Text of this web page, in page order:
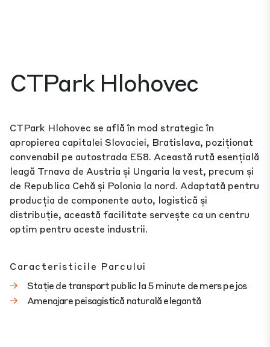
CTPark Hlohovec
CTPark Hlohovec se află în mod strategic în
apropierea capitalei Slovaciei, Bratislava, poziționat
convenabil pe autostrada E58. Această rută esențială
leagă Trnava de Austria și Ungaria la vest, precum și
de Republica Cehă și Polonia la nord. Adaptată pentru
producția de componente auto, logistică și
distribuție, această facilitate servește ca un centru
optim pentru aceste industrii.
Caracteristicile Parcului
Stație de transport public la 5 minute de mers pe jos
Amenajare peisagistică naturală elegantă